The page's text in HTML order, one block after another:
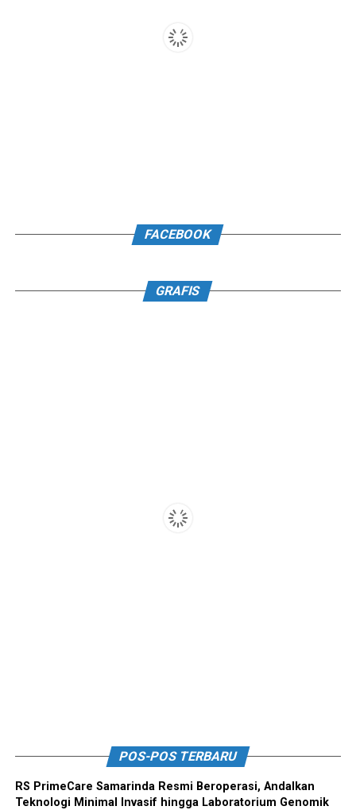
FACEBOOK
GRAFIS
POS-POS TERBARU
RS PrimeCare Samarinda Resmi Beroperasi, Andalkan
Teknologi Minimal Invasif hingga Laboratorium Genomik